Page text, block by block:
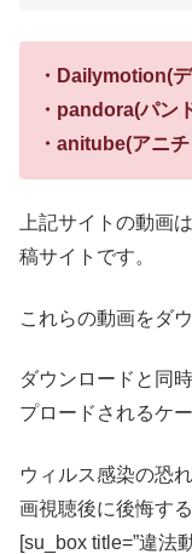
・Dailymotion(
・pandora(パン
・anitube(アニ
上記サイトの動画
稿サイトです。
これらの動画をダ
ダウンロードと同
プロードされるケ
ウィルス感染の恐
画視聴後に後悔す
[su_box title=”違法